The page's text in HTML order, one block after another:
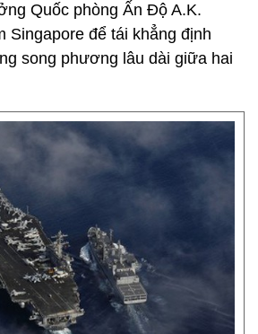
Quốc phòng Ấn Độ A.K.
Singapore để tái khẳng định
song phương lâu dài giữa hai